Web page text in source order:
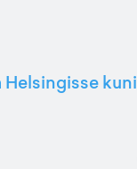
kuni